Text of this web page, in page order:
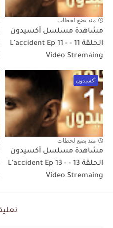
منذ بضع لحظات
مشاهدة مسلسل أكسيدون
الحلقة 11 - L'accident Ep 11 -
Video Stremaing
أكسيدون
منذ بضع لحظات
مشاهدة مسلسل أكسيدون
الحلقة 13 - L'accident Ep 13 -
Video Stremaing